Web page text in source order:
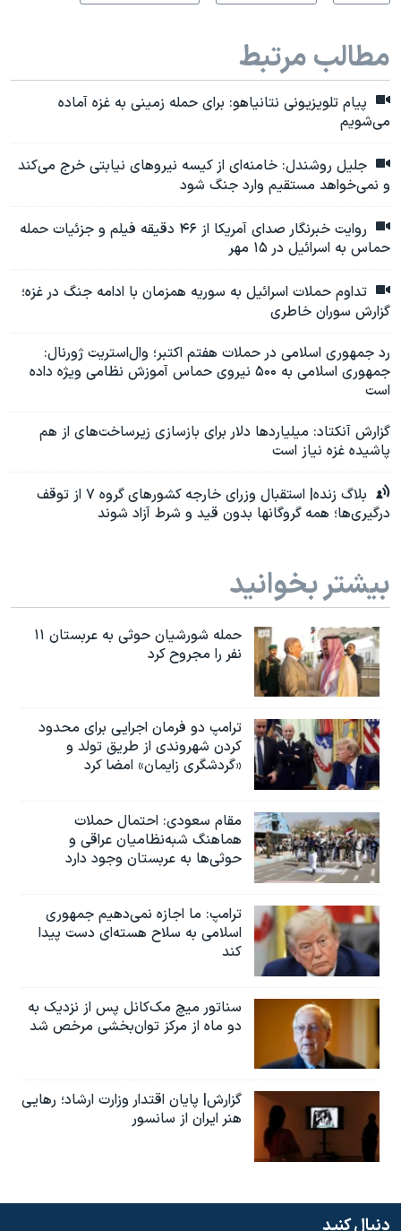
مطالب مرتبط
پیام تلویزیونی نتانیاهو: برای حمله زمینی به غزه آماده
می‌شویم
جلیل روشندل: خامنه‌ای از کیسه نیروهای نیابتی خرج می‌کند
و نمی‌خواهد مستقیم وارد جنگ شود
روایت خبرنگار صدای آمریکا از ۴۶ دقیقه فیلم و جزئیات حمله
حماس به اسرائیل در ۱۵ مهر
تداوم حملات اسرائیل به سوریه همزمان با ادامه جنگ در غزه؛
گزارش سوران خاطری
رد جمهوری اسلامی در حملات هفتم اکتبر؛ وال‌استریت ژورنال:
جمهوری اسلامی به ۵۰۰ نیروی حماس آموزش نظامی ویژه داده
است
گزارش آنکتاد: میلیاردها دلار برای بازسازی زیرساخت‌های از هم
پاشیده غزه نیاز است
بلاگ‌ زنده| استقبال وزرای خارجه کشورهای گروه ۷ از توقف
درگیری‌ها؛ همه گروگانها بدون قید و شرط آزاد شوند
بیشتر بخوانید
حمله شورشیان حوثی به عربستان ۱۱
نفر را مجروح کرد
ترامپ دو فرمان اجرایی برای محدود
کردن شهروندی از طریق تولد و
«گردشگری زایمان» امضا کرد
مقام سعودی: احتمال حملات
هماهنگ شبه‌نظامیان عراقی و
حوثی‌ها به عربستان وجود دارد
ترامپ: ما اجازه نمی‌دهیم جمهوری
اسلامی به سلاح هسته‌ای دست پیدا
کند
سناتور میچ مک‌کانل پس از نزدیک به
دو ماه از مرکز توان‌بخشی مرخص شد
گزارش| پایان اقتدار وزارت ارشاد؛ رهایی
هنر ایران از سانسور
دنبال کنید